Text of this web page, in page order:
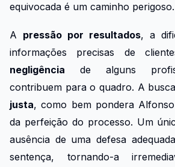
equivocada é um caminho perigoso.
A pressão por resultados, a
informações precisas de
negligência de alguns
contribuem para o quadro. A
justa, como bem pondera
da perfeição do processo. Um
ausência de uma defesa
sentença, tornando-a